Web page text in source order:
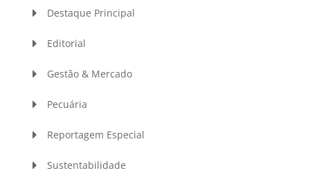
Destaque Principal
Editorial
Gestão & Mercado
Pecuária
Reportagem Especial
Sustentabilidade